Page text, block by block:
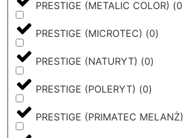
PRESTIGE (METALIC COLOR) (0
PRESTIGE (MICROTEC) (0)
PRESTIGE (NATURYT) (0)
PRESTIGE (POLERYT) (0)
PRESTIGE (PRIMATEC MELANŻ)